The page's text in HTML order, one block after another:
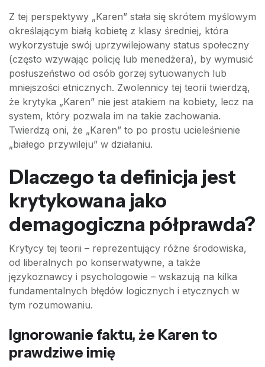
Z tej perspektywy „Karen” stała się skrótem myślowym
określającym białą kobietę z klasy średniej, która
wykorzystuje swój uprzywilejowany status społeczny
(często wzywając policję lub menedżera), by wymusić
posłuszeństwo od osób gorzej sytuowanych lub
mniejszości etnicznych. Zwolennicy tej teorii twierdzą,
że krytyka „Karen” nie jest atakiem na kobiety, lecz na
system, który pozwala im na takie zachowania.
Twierdzą oni, że „Karen” to po prostu ucieleśnienie
„białego przywileju” w działaniu.
Dlaczego ta definicja jest
krytykowana jako
demagogiczna półprawda?
Krytycy tej teorii – reprezentujący różne środowiska,
od liberalnych po konserwatywne, a także
językoznawcy i psychologowie – wskazują na kilka
fundamentalnych błędów logicznych i etycznych w
tym rozumowaniu.
Ignorowanie faktu, że Karen to
prawdziwe imię